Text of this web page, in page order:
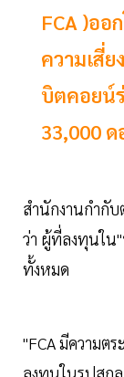
FCA )ออ
ความเสี่
บิตคอยน์
33,000 ด
สำนักงานกำกับ
ว่า ผู้ที่ลงทุนใน"
ทั้งหมด
"FCA มีความต